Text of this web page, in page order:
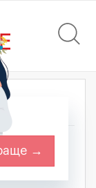
Отзывы
→